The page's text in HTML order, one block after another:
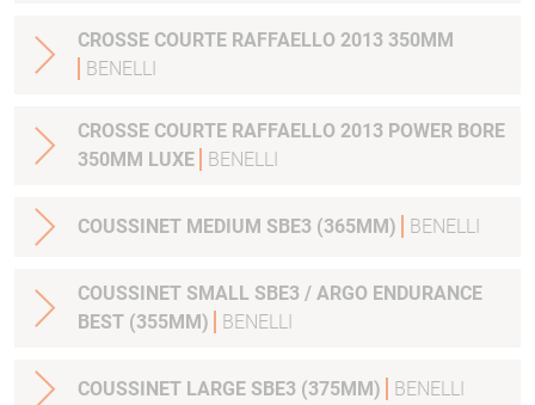
CROSSE COURTE RAFFAELLO 2013 350MM
BENELLI
CROSSE COURTE RAFFAELLO 2013 POWER BORE
350MM LUXE
BENELLI
COUSSINET MEDIUM SBE3 (365MM) BENELLI
COUSSINET SMALL SBE3 / ARGO ENDURANCE
BEST (355MM)
BENELLI
COUSSINET LARGE SBE3 (375MM) BENELLI